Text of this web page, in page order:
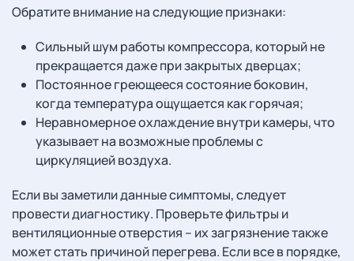
Обратите внимание на следующие признаки:
Сильный шум работы компрессора, который не
прекращается даже при закрытых дверцах;
Постоянное греющееся состояние боковин,
когда температура ощущается как горячая;
Неравномерное охлаждение внутри камеры, что
указывает на возможные проблемы с
циркуляцией воздуха.
Если вы заметили данные симптомы, следует
провести диагностику. Проверьте фильтры и
вентиляционные отверстия – их загрязнение также
может стать причиной перегрева. Если все в порядке,